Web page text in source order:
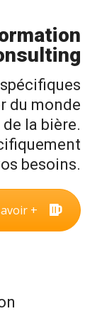
du monde
de la bière.
besoins.
+